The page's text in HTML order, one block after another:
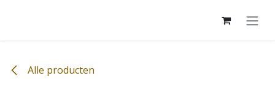
Alle producten